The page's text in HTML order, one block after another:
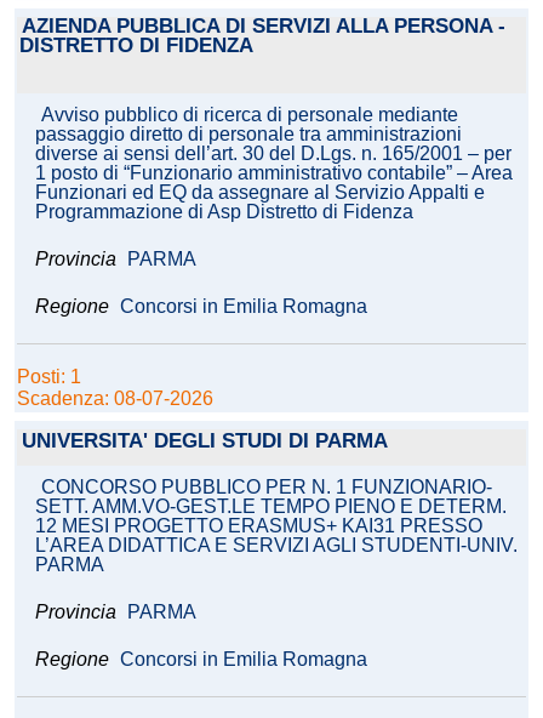
AZIENDA PUBBLICA DI SERVIZI ALLA PERSONA -
DISTRETTO DI FIDENZA
Avviso pubblico di ricerca di personale mediante
passaggio diretto di personale tra amministrazioni
diverse ai sensi dell’art. 30 del D.Lgs. n. 165/2001 – per
1 posto di “Funzionario amministrativo contabile” – Area
Funzionari ed EQ da assegnare al Servizio Appalti e
Programmazione di Asp Distretto di Fidenza
Provincia PARMA
Regione Concorsi in Emilia Romagna
Posti: 1
Scadenza: 08-07-2026
UNIVERSITA' DEGLI STUDI DI PARMA
CONCORSO PUBBLICO PER N. 1 FUNZIONARIO-
SETT. AMM.VO-GEST.LE TEMPO PIENO E DETERM.
12 MESI PROGETTO ERASMUS+ KAI31 PRESSO
L’AREA DIDATTICA E SERVIZI AGLI STUDENTI-UNIV.
PARMA
Provincia PARMA
Regione Concorsi in Emilia Romagna